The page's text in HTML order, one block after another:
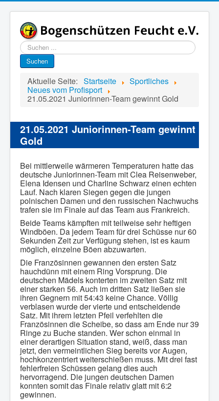
Suchen
...
Suchen
Aktuelle Seite: Startseite Sportliches
Neues vom Profisport
21.05.2021 Juniorinnen-Team gewinnt Gold
21.05.2021 Juniorinnen-Team gewinnt
Gold
Bei mittlerweile wärmeren Temperaturen hatte das
deutsche Juniorinnen-Team mit Clea Reisenweber,
Elena Idensen und Charline Schwarz einen echten
Lauf. Nach klaren Siegen gegen die jungen
polnischen Damen und den russischen Nachwuchs
trafen sie im Finale auf das Team aus Frankreich.
Beide Teams kämpften mit teilweise sehr heftigen
Windböen. Da jedem Team für drei Schüsse nur 60
Sekunden Zeit zur Verfügung stehen, ist es kaum
möglich, einzelne Böen abzuwarten.
Die Französinnen gewannen den ersten Satz
hauchdünn mit einem Ring Vorsprung. Die
deutschen Mädels konterten im zweiten Satz mit
einer starken 56. Auch im dritten Satz ließen sie
ihren Gegnern mit 54:43 keine Chance. Völlig
verblasen wurde der vierte und entscheidende
Satz. Mit ihrem letzten Pfeil verfehlten die
Französinnen die Scheibe, so dass am Ende nur 39
Ringe zu Buche standen. Wer schon einmal in
einer derartigen Situation stand, weiß, dass man
jetzt, den vermeintlichen Sieg bereits vor Augen,
hochkonzentriert weiterschießen muss. Mit drei fast
fehlerfreien Schüssen gelang dies auch
hervorragend. Die jungen deutschen Damen
konnten somit das Finale relativ glatt mit 6:2
gewinnen.